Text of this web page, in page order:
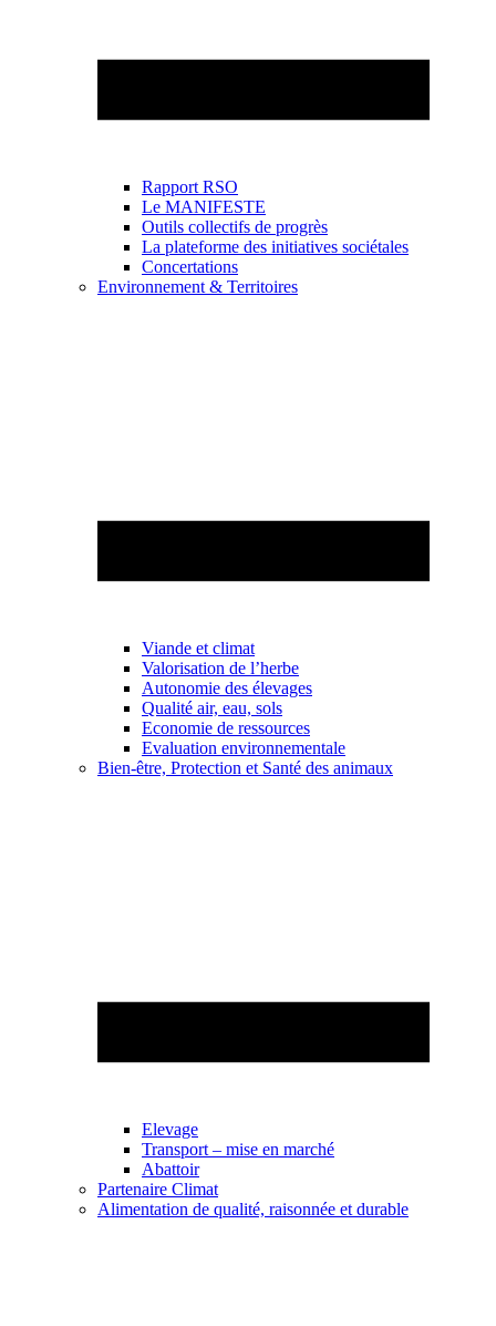
Rapport RSO
Le MANIFESTE
Outils collectifs de progrès
La plateforme des initiatives sociétales
Concertations
Environnement & Territoires
Viande et climat
Valorisation de l’herbe
Autonomie des élevages
Qualité air, eau, sols
Economie de ressources
Evaluation environnementale
Bien-être, Protection et Santé des animaux
Elevage
Transport – mise en marché
Abattoir
Partenaire Climat
Alimentation de qualité, raisonnée et durable